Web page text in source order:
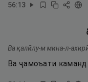
56:13
Ва қалӣлу-м мина-л-
Ва ҷамоъати каманд